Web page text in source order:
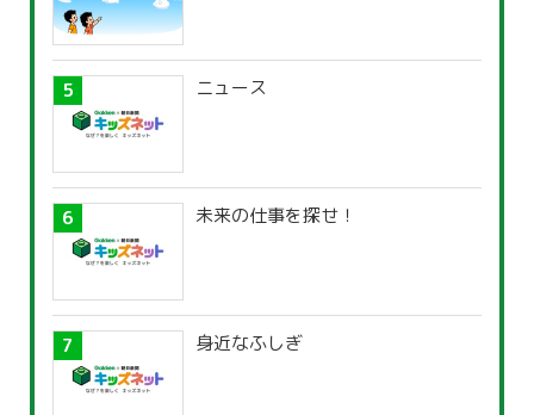
ニュース
未来の仕事を探せ！
身近なふしぎ